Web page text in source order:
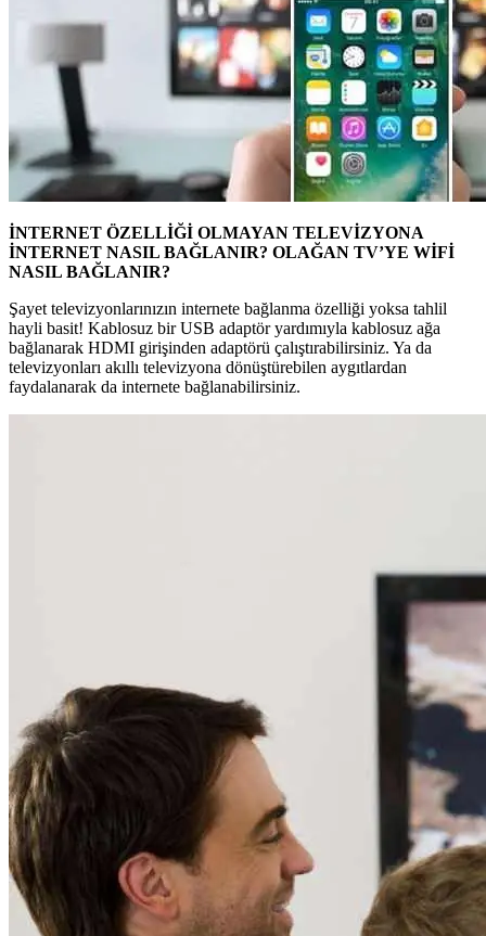
İNTERNET ÖZELLİĞİ OLMAYAN TELEVİZYONA
İNTERNET NASIL BAĞLANIR? OLAĞAN TV’YE WİFİ
NASIL BAĞLANIR?
Şayet televizyonlarınızın internete bağlanma özelliği yoksa tahlil
hayli basit! Kablosuz bir USB adaptör yardımıyla kablosuz ağa
bağlanarak HDMI girişinden adaptörü çalıştırabilirsiniz. Ya da
televizyonları akıllı televizyona dönüştürebilen aygıtlardan
faydalanarak da internete bağlanabilirsiniz.